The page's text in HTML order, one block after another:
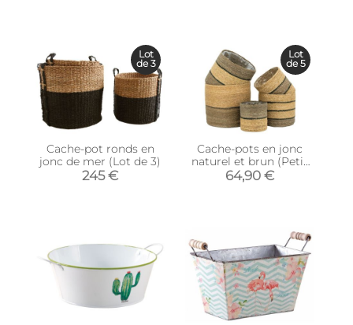
Cache-pot ronds en
jonc de mer (Lot de 3)
245 €
Lot
de 3
Cache-pots en jonc
naturel et brun (Petit
Modèle)
64,90 €
Lot
de 5